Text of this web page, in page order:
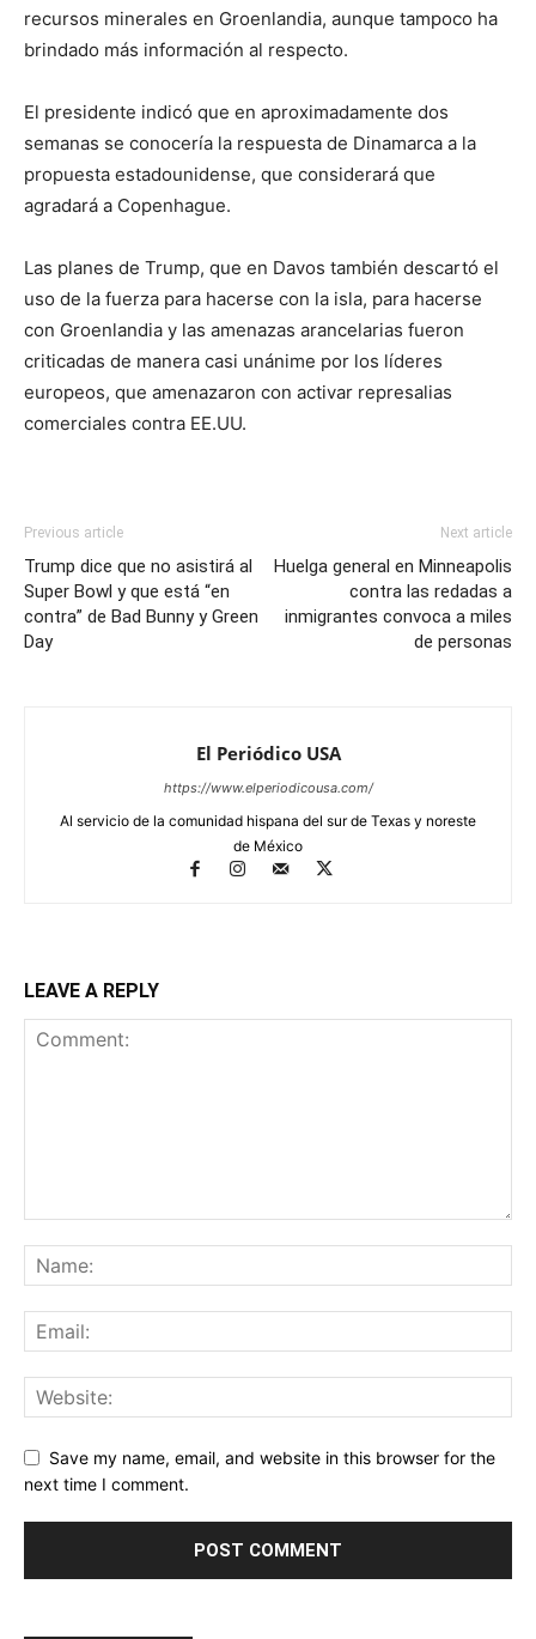
recursos minerales en Groenlandia, aunque tampoco ha
brindado más información al respecto.
El presidente indicó que en aproximadamente dos
semanas se conocería la respuesta de Dinamarca a la
propuesta estadounidense, que considerará que
agradará a Copenhague.
Las planes de Trump, que en Davos también descartó el
uso de la fuerza para hacerse con la isla, para hacerse
con Groenlandia y las amenazas arancelarias fueron
criticadas de manera casi unánime por los líderes
europeos, que amenazaron con activar represalias
comerciales contra EE.UU.
Previous article
Trump dice que no asistirá al
Super Bowl y que está “en
contra” de Bad Bunny y Green
Day
Next article
Huelga general en Minneapolis
contra las redadas a
inmigrantes convoca a miles
de personas
El Periódico USA
https://www.elperiodicousa.com/
Al servicio de la comunidad hispana del sur de Texas y noreste
de México
LEAVE A REPLY
Save my name, email, and website in this browser for the
next time I comment.